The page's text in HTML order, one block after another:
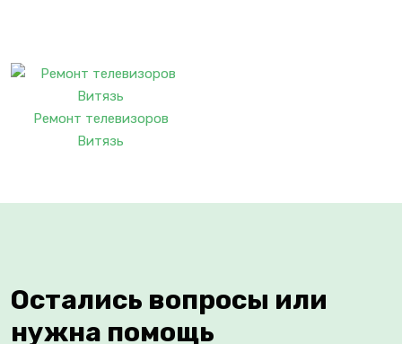
Ремонт телевизоров
Витязь
Остались вопросы или
нужна помощь